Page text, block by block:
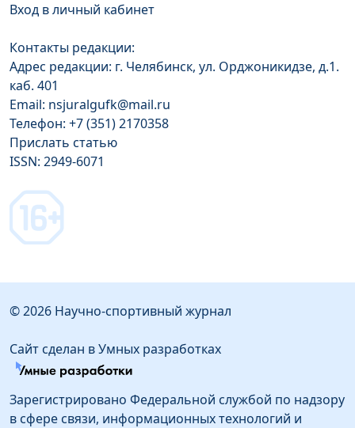
Вход в личный кабинет
Контакты редакции:
Адрес редакции: г. Челябинск, ул. Орджоникидзе, д.1.
каб. 401
Email: nsjuralgufk@mail.ru
Телефон: +7 (351) 2170358
Прислать статью
ISSN: 2949-6071
© 2026 Научно-спортивный журнал
Сайт сделан в Умных разработках
Зарегистрировано Федеральной службой по надзору
в сфере связи, информационных технологий и